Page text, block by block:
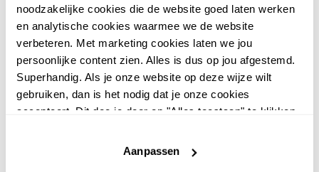
noodzakelijke cookies die de website goed laten werken
en analytische cookies waarmee we de website
verbeteren. Met marketing cookies laten we jou
persoonlijke content zien. Alles is dus op jou afgestemd.
Superhandig. Als je onze website op deze wijze wilt
gebruiken, dan is het nodig dat je onze cookies
accepteert. Dit doe je door op "Alles toestaan" te klikken.
website niet optimaal functioneert.
Aanpassen